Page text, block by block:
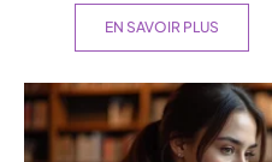
EN SAVOIR PLUS